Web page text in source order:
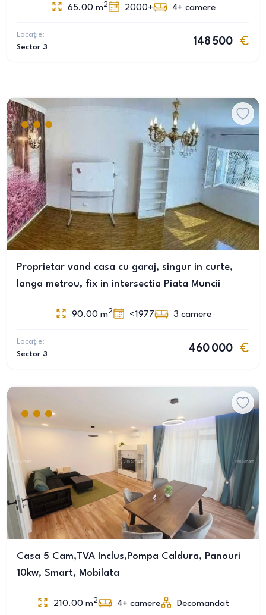
65.00 m2 2000+ 4+ camere
Locație:
Sector 3
148 500
Proprietar vand casa cu garaj, singur in curte,
langa metrou, fix in intersectia Piata Muncii
90.00 m2 <1977 3 camere
Locație:
Sector 3
460 000
Casa 5 Cam,TVA Inclus,Pompa Caldura, Panouri
10kw, Smart, Mobilata
210.00 m2 4+ camere Decomandat